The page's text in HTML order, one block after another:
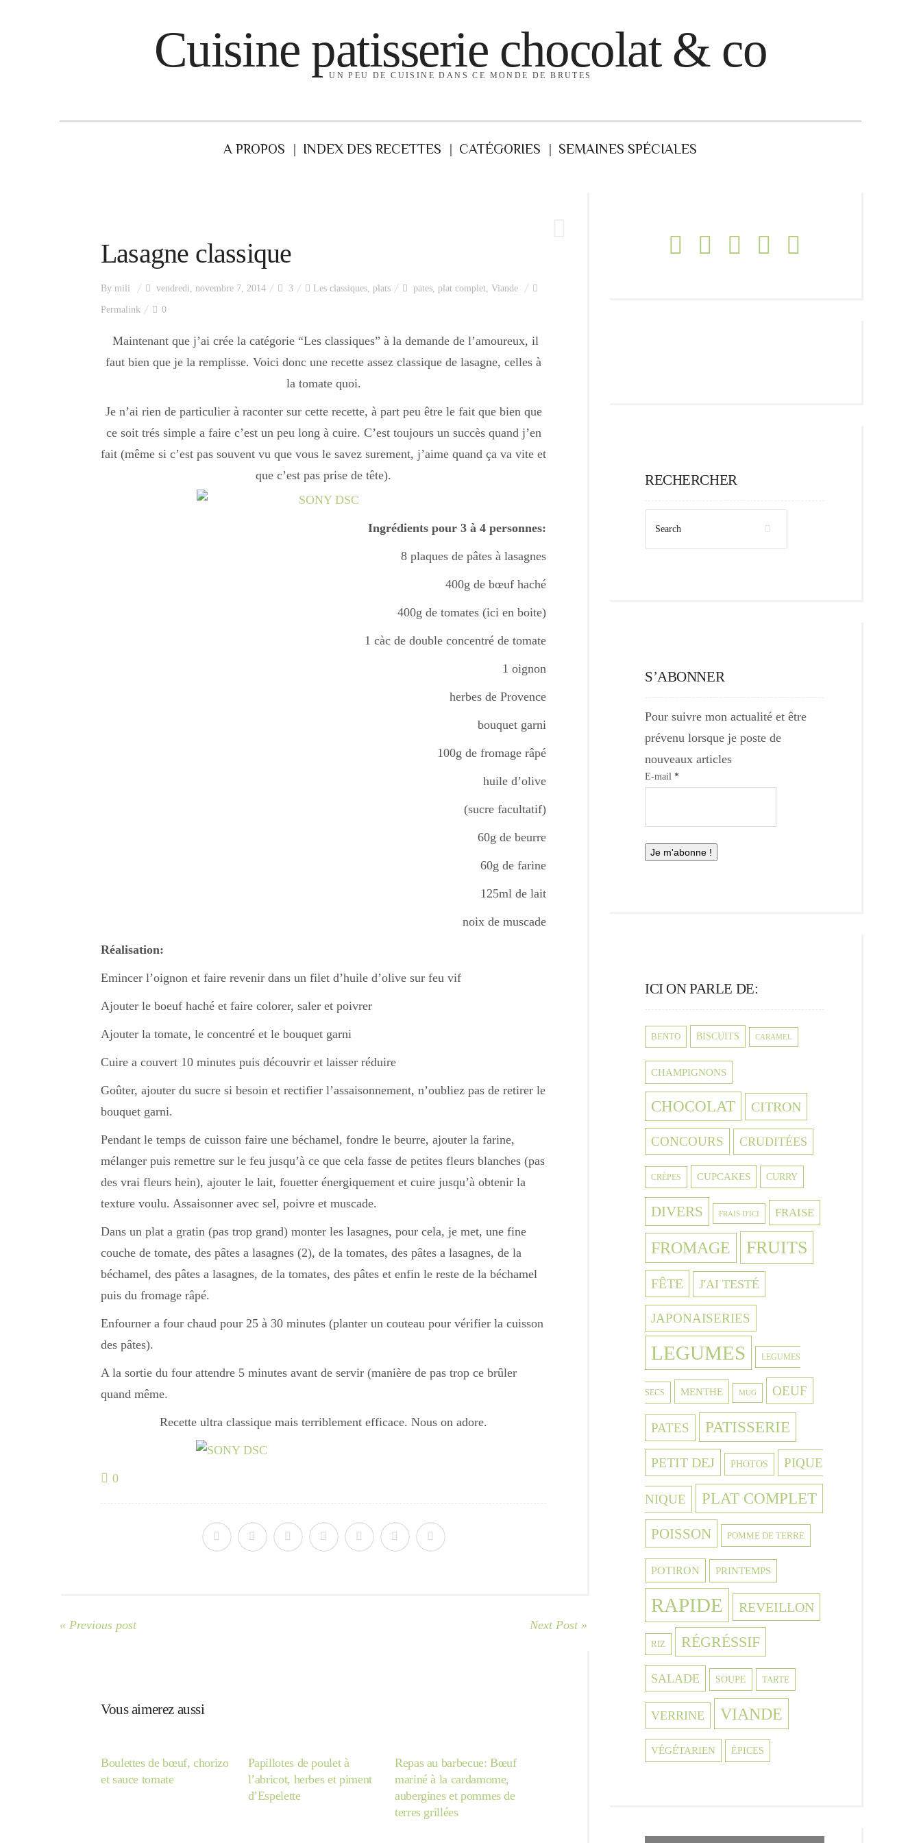
Cuisine patisserie chocolat & co
UN PEU DE CUISINE DANS CE MONDE DE BRUTES
A PROPOS INDEX DES RECETTES CATÉGORIES SEMAINES SPÉCIALES
Lasagne classique
By mili vendredi, novembre 7, 2014 3 Les classiques, plats pates, plat complet, Viande
Permalink 0
Maintenant que j’ai crée la catégorie “Les classiques” à la demande de l’amoureux, il
faut bien que je la remplisse. Voici donc une recette assez classique de lasagne, celles à
la tomate quoi.
Je n’ai rien de particulier à raconter sur cette recette, à part peu être le fait que bien que
ce soit trés simple a faire c’est un peu long à cuire. C’est toujours un succès quand j’en
fait (même si c’est pas souvent vu que vous le savez surement, j’aime quand ça va vite et
que c’est pas prise de tête).
Ingrédients pour 3 à 4 personnes:
8 plaques de pâtes à lasagnes
400g de bœuf haché
400g de tomates (ici en boite)
1 càc de double concentré de tomate
1 oignon
herbes de Provence
bouquet garni
100g de fromage râpé
huile d’olive
(sucre facultatif)
60g de beurre
60g de farine
125ml de lait
noix de muscade
Réalisation:
Emincer l’oignon et faire revenir dans un filet d’huile d’olive sur feu vif
Ajouter le boeuf haché et faire colorer, saler et poivrer
Ajouter la tomate, le concentré et le bouquet garni
Cuire a couvert 10 minutes puis découvrir et laisser réduire
Goûter, ajouter du sucre si besoin et rectifier l’assaisonnement, n’oubliez pas de retirer le
bouquet garni.
Pendant le temps de cuisson faire une béchamel, fondre le beurre, ajouter la farine,
mélanger puis remettre sur le feu jusqu’à ce que cela fasse de petites fleurs blanches (pas
des vrai fleurs hein), ajouter le lait, fouetter énergiquement et cuire jusqu’à obtenir la
texture voulu. Assaisonner avec sel, poivre et muscade.
Dans un plat a gratin (pas trop grand) monter les lasagnes, pour cela, je met, une fine
couche de tomate, des pâtes a lasagnes (2), de la tomates, des pâtes a lasagnes, de la
béchamel, des pâtes a lasagnes, de la tomates, des pâtes et enfin le reste de la béchamel
puis du fromage râpé.
Enfourner a four chaud pour 25 à 30 minutes (planter un couteau pour vérifier la cuisson
des pâtes).
A la sortie du four attendre 5 minutes avant de servir (manière de pas trop ce brûler
quand même.
Recette ultra classique mais terriblement efficace. Nous on adore.
0
« Previous post Next Post »
Vous aimerez aussi
Boulettes de bœuf, chorizo
et sauce tomate
Papillotes de poulet à
l’abricot, herbes et piment
d’Espelette
Repas au barbecue: Bœuf
mariné à la cardamome,
aubergines et pommes de
terres grillées
RECHERCHER
S’ABONNER
Pour suivre mon actualité et être
prévenu lorsque je poste de
nouveaux articles
E-mail *
ICI ON PARLE DE:
BENTO BISCUITS CARAMEL
CHAMPIGNONS
CHOCOLAT CITRON
CONCOURS CRUDITÉES
CRÈPES CUPCAKES CURRY
DIVERS FRAIS D'ICI FRAISE
FROMAGE FRUITS
FÊTE J'AI TESTÉ
JAPONAISERIES
LEGUMES LEGUMES
SECS MENTHE MUG OEUF
PATES PATISSERIE
PETIT DEJ PHOTOS PIQUE
NIQUE PLAT COMPLET
POISSON POMME DE TERRE
POTIRON PRINTEMPS
RAPIDE REVEILLON
RIZ RÉGRÉSSIF
SALADE SOUPE TARTE
VERRINE VIANDE
VÉGÉTARIEN ÉPICES